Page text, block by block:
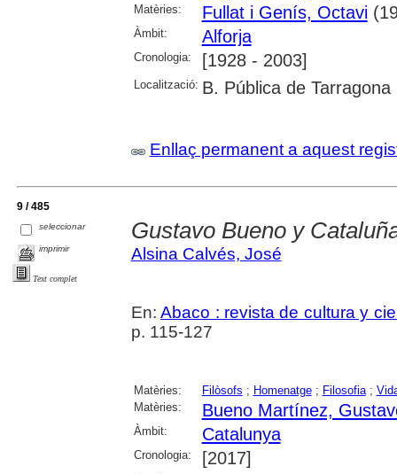
Matèries:
Fullat i Genís, Octavi
Àmbit: Alforja
Cronologia: [1928 - 2003]
Localització: B. Pública de Tarragona
Enllaç permanent a aquest
9 / 485
seleccionar
imprimir
Text complet
Gustavo Bueno y
Alsina Calvés, José
En:Abaco : revista de cultura y
p. 115-127
Matèries: Filòsofs ; Homenatge; Filosofia;
Matèries:
Bueno Martínez,
Àmbit: Catalunya
Cronologia: [2017]